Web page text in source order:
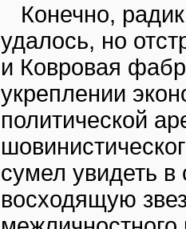
Конечно,
удалось, но
и Ковровая
укреплении
политической
сумел увидеть
восходящую